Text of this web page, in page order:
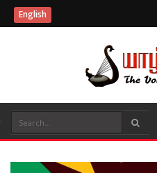
English